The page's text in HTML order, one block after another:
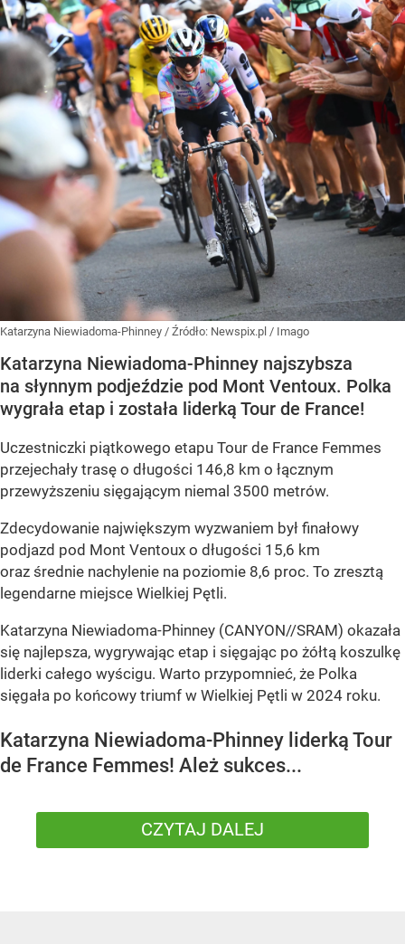
Katarzyna Niewiadoma-Phinney / Źródło: Newspix.pl / Imago
Katarzyna Niewiadoma-Phinney najszybsza
na słynnym podjeździe pod Mont Ventoux. Polka
wygrała etap i została liderką Tour de France!
Uczestniczki piątkowego etapu Tour de France Femmes
przejechały trasę o długości 146,8 km o łącznym
przewyższeniu sięgającym niemal 3500 metrów.
Zdecydowanie największym wyzwaniem był finałowy
podjazd pod Mont Ventoux o długości 15,6 km
oraz średnie nachylenie na poziomie 8,6 proc. To zresztą
legendarne miejsce Wielkiej Pętli.
Katarzyna Niewiadoma-Phinney (CANYON//SRAM) okazała
się najlepsza, wygrywając etap i sięgając po żółtą koszulkę
liderki całego wyścigu. Warto przypomnieć, że Polka
sięgała po końcowy triumf w Wielkiej Pętli w 2024 roku.
Katarzyna Niewiadoma-Phinney liderką Tour
de France Femmes! Ależ sukces...
CZYTAJ DALEJ